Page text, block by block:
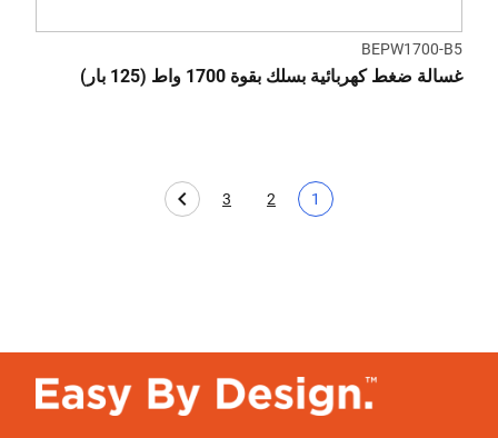
BEPW1700-B5
غسالة ضغط كهربائية بسلك بقوة 1700 واط (125 بار)
الصفحة الحالية
1
Page
2
Page
3